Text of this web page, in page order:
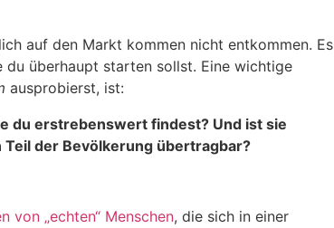
auf den Markt kommen nicht entkommen. Es
überhaupt starten sollst. Eine wichtige
ausprobierst, ist:
du erstrebenswert findest? Und ist sie
der Bevölkerung übertragbar?
von „echten“ Menschen, die sich in einer